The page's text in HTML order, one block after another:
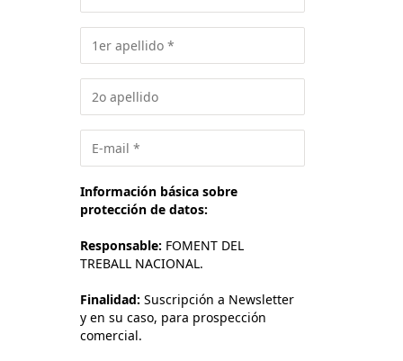
Información básica sobre
protección de datos:
Responsable: FOMENT DEL
TREBALL NACIONAL.
Finalidad: Suscripción a Newsletter
y en su caso, para prospección
comercial.